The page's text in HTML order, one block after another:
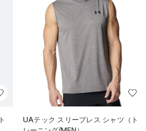
UAテック スリーブレス シャツ（ト